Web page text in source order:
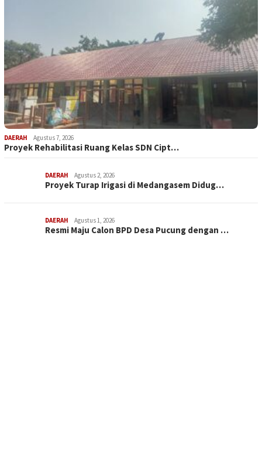
DAERAH Agustus 7, 2026
Proyek Rehabilitasi Ruang Kelas SDN Cipt…
DAERAH Agustus 2, 2026
Proyek Turap Irigasi di Medangasem Didug…
DAERAH Agustus 1, 2026
Resmi Maju Calon BPD Desa Pucung dengan …